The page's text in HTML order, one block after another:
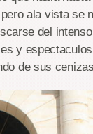
ala vista se
del
y
de sus